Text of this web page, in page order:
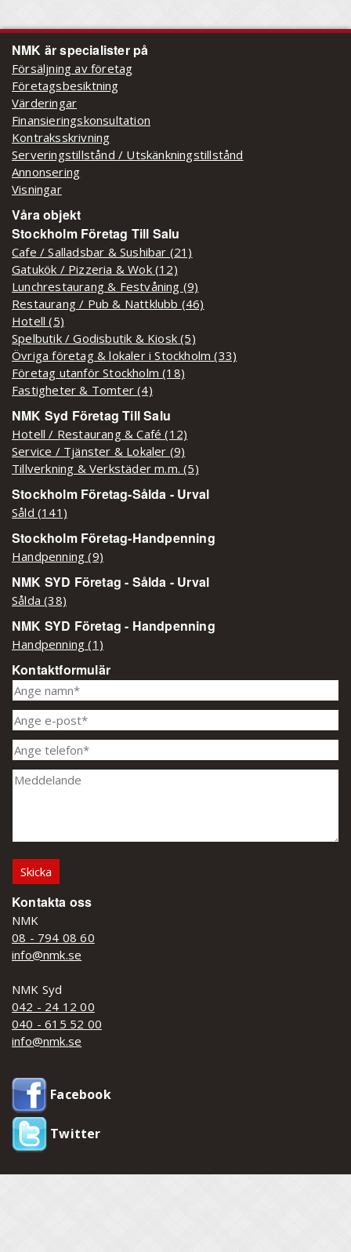
NMK är specialister på
Försäljning av företag
Företagsbesiktning
Värderingar
Finansieringskonsultation
Kontraksskrivning
Serveringstillstånd / Utskänkningstillstånd
Annonsering
Visningar
Våra objekt
Stockholm Företag Till Salu
Cafe / Salladsbar & Sushibar (21)
Gatukök / Pizzeria & Wok (12)
Lunchrestaurang & Festvåning (9)
Restaurang / Pub & Nattklubb (46)
Hotell (5)
Spelbutik / Godisbutik & Kiosk (5)
Övriga företag & lokaler i Stockholm (33)
Företag utanför Stockholm (18)
Fastigheter & Tomter (4)
NMK Syd Företag Till Salu
Hotell / Restaurang & Café (12)
Service / Tjänster & Lokaler (9)
Tillverkning & Verkstäder m.m. (5)
Stockholm Företag-Sålda - Urval
Såld (141)
Stockholm Företag-Handpenning
Handpenning (9)
NMK SYD Företag - Sålda - Urval
Sålda (38)
NMK SYD Företag - Handpenning
Handpenning (1)
Kontaktformulär
Kontakta oss
NMK
08 - 794 08 60
info@nmk.se
NMK Syd
042 - 24 12 00
040 - 615 52 00
info@nmk.se
Facebook
Twitter